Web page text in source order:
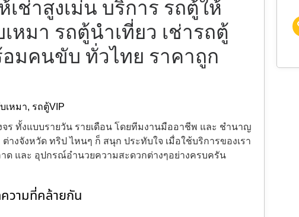
เช่าสูงเม่น บริการ รถตู้ให้
หมา รถตู้นำเที่ยว เช่ารถตู้
อมคนขับ ทั่วไทย ราคาถูก
เหมา, รถตู้VIP
ร ทั้งแบบรายวัน รายเดือน โดยทีมงานมืออาชีพ และ ชำนาญ
งจังหวัด ทริป ไหนๆ ก็ สนุก ประทับใจ เมื่อใช้บริการของเรา
ด และ อุปกรณ์อำนวยความสะดวกต่างๆอย่างครบครัน
วามที่คล้ายกัน